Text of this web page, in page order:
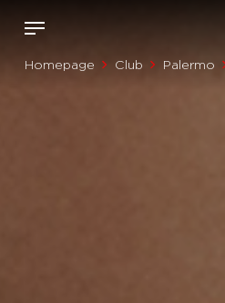
Homepage Club Palermo